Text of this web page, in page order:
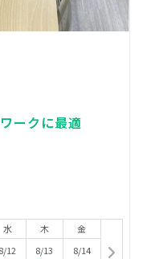
ークに最適
水
8/12
木
8/13
金
8/14